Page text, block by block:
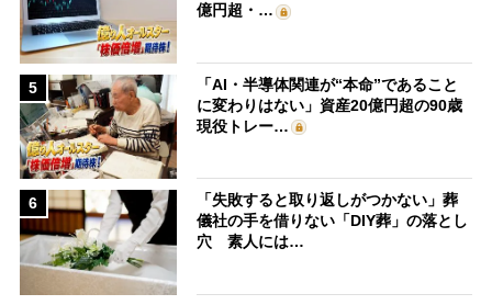
億円超・…
5
「AI・半導体関連が“本命”であること
に変わりはない」資産20億円超の90歳
現役トレー…
6
「失敗すると取り返しがつかない」葬
儀社の手を借りない「DIY葬」の落とし
穴 素人には…